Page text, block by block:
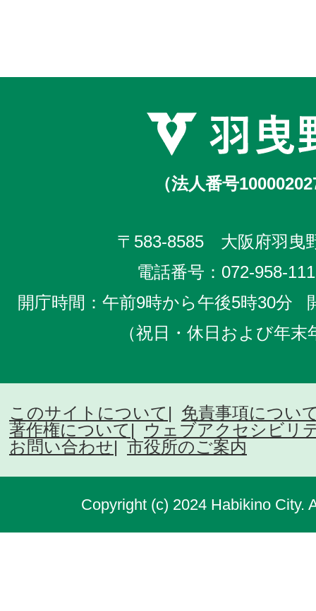
（法人番号
〒583-8585 大阪府羽曳
電話番号： 072-958-
開庁時間：午前9時から午後5時30分
（祝日・休日および年
このサイトについて
免責事項につい
著作権について
ウェブアクセシビリ
お問い合わせ
市役所のご案内
Copyright (c) 2024 Habikino City.